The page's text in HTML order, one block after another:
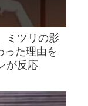
ミツリの影
った理由を
が反応